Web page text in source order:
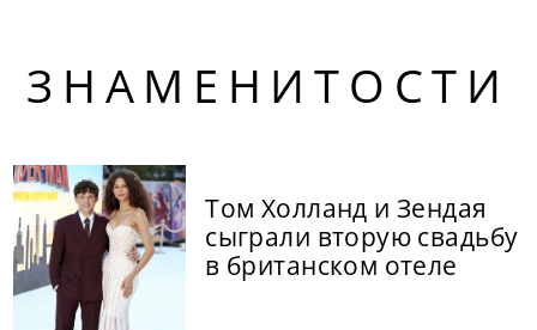
ЗНАМЕНИТОСТИ
Том Холланд и Зендая
сыграли вторую свадьбу
в британском отеле